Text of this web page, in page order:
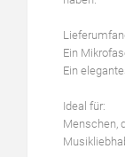
Ein
Ein
Ideal für:
Menschen,